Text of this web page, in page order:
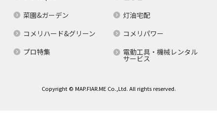
菜園&ガーデン
灯油宅配
コメリハード&グリーン
コメリパワー
プロ特集
電動工具・機械レンタル
サービス
Copyright © MAP.FIAR.ME Co.,Ltd. All rights reserved.